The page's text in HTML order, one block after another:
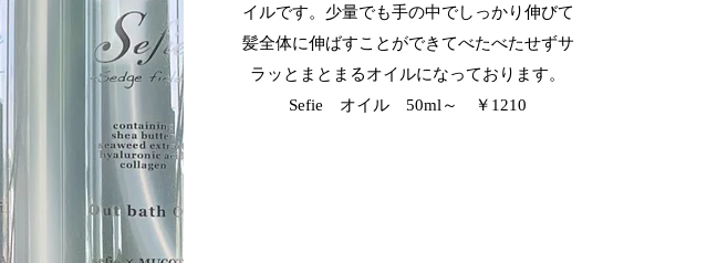
イルです。少量でも手の中でしっかり伸びて
髪全体に伸ばすことができてべたべたせずサ
ラッとまとまるオイルになっております。
Sefie オイル 50ml～ ￥1210